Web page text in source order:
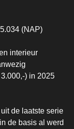
(NAP)
interieur
) in 2025
de laatste serie
de basis al werd